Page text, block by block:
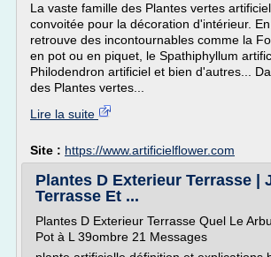
La vaste famille des Plantes vertes
convoitée pour la décoration d'intérieur.
retrouve des incontournables comme la
en pot ou en piquet, le Spathiphyllum
Philodendron artificiel et bien d'autres...
des Plantes vertes...
Lire la suite
Site : https://www.artificielflower.com
Plantes D Exterieur Terrasse |
Terrasse Et ...
Plantes D Exterieur Terrasse Quel Le
Pot à L 39ombre 21 Messages